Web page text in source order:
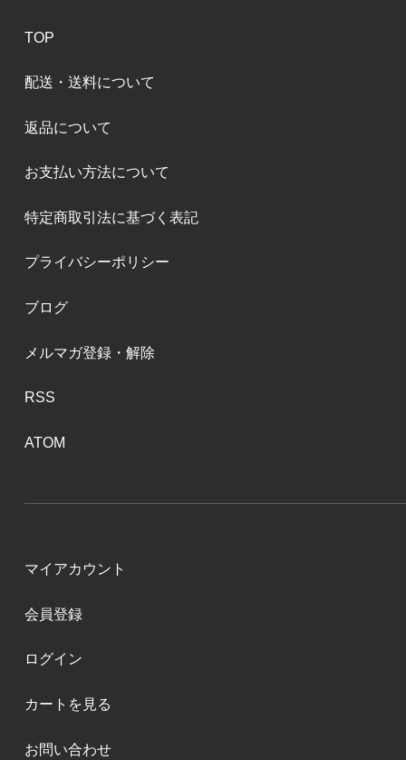
TOP
配送・送料について
返品について
お支払い方法について
特定商取引法に基づく表記
プライバシーポリシー
ブログ
メルマガ登録・解除
RSS
ATOM
マイアカウント
会員登録
ログイン
カートを見る
お問い合わせ